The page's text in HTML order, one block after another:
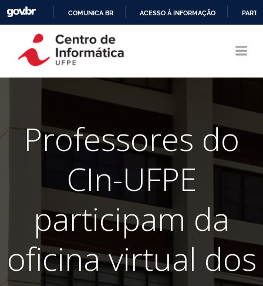
CONTEÚDO
COMUNICA BR ACESSO À INFORMAÇÃO
Professores do
CIn-UFPE
participam da
oficina virtual dos